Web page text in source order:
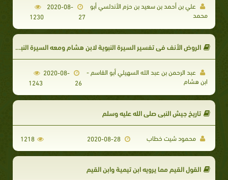
علي بن أحمد بن سعيد بن حزم الأندلسي أبو
محمد
2020-08-
27
1230
الروض الأنف في تفسير السيرة النبوية لابن هشام ومعه السيرة النبوية لابن هشام (ت: سعد)
عبد الرحمن بن عبد الله السهيلي أبو القاسم -
ابن هشام
2020-08-
26
1243
تاريخ جيش النبي صلى الله عليه وسلم
محمود شيت خطاب 1218
القول القيم مما يرويه ابن تيمية وابن القيم